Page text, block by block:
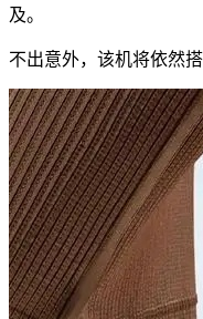
及。
不出意外，该机将依然